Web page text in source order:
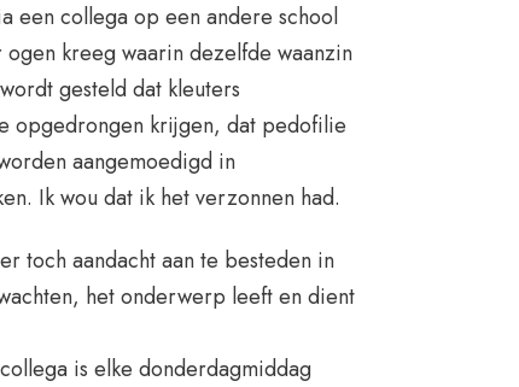
een collega op een andere school
kreeg waarin dezelfde waanzin
gesteld dat kleuters
opgedrongen krijgen, dat pedofilie
aangemoedigd in
Ik wou dat ik het verzonnen had.
toch aandacht aan te besteden in
het onderwerp leeft en dient
is elke donderdagmiddag